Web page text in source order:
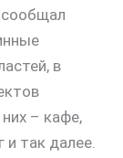
сообщал
в
– кафе,
и так далее.